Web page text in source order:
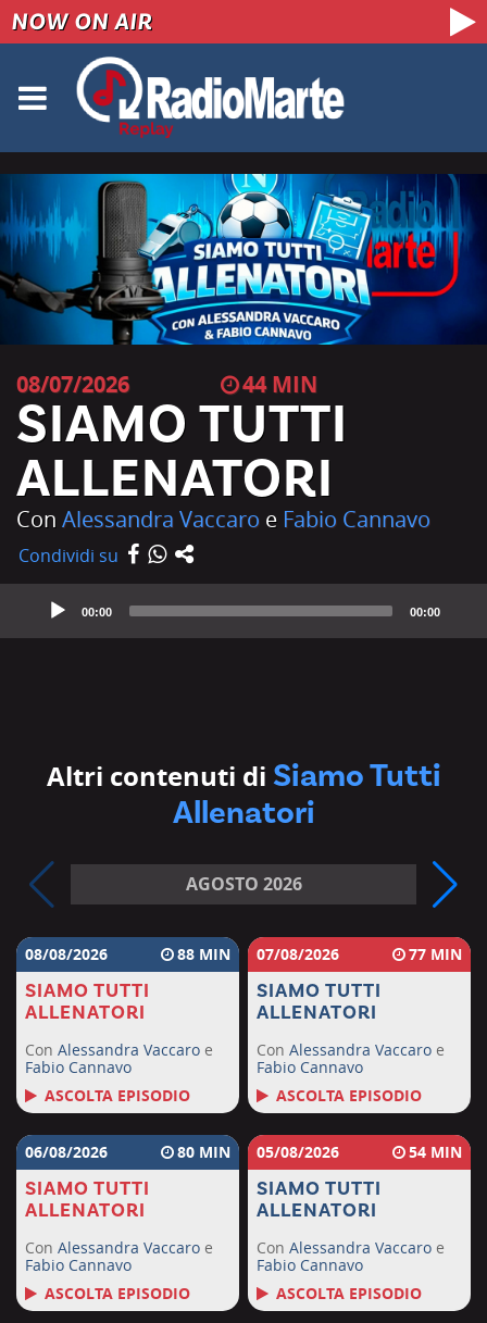
NOW ON AIR
08/07/2026 44
SIAMO TUTTI
ALLENATORI
Con Alessandra Vaccaro e Fabio Cannavo
Condividi su
Player
00:00 00:00
Altri contenuti di Siamo Tutti
Allenatori
AGOSTO 2026
08/08/2026 88
SIAMO TUTTI
ALLENATORI
Con Alessandra Vaccaro e
Fabio Cannavo
ASCOLTA EPISODIO
07/08/2026 77
SIAMO TUTTI
ALLENATORI
ConAlessandra Vaccaro e
Fabio Cannavo
ASCOLTA EPISODIO
06/08/2026 80
SIAMO TUTTI
ALLENATORI
Con Alessandra Vaccaro e
Fabio Cannavo
ASCOLTA EPISODIO
05/08/2026 54
SIAMO TUTTI
ALLENATORI
ConAlessandra Vaccaro e
Fabio Cannavo
ASCOLTA EPISODIO